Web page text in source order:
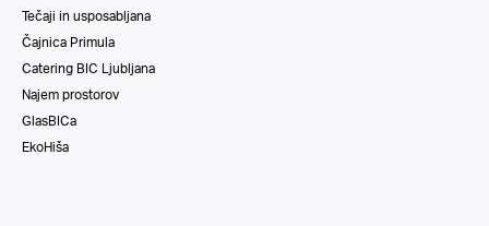
Tečaji in usposabljana
Čajnica Primula
Catering BIC Ljubljana
Najem prostorov
GlasBICa
EkoHiša